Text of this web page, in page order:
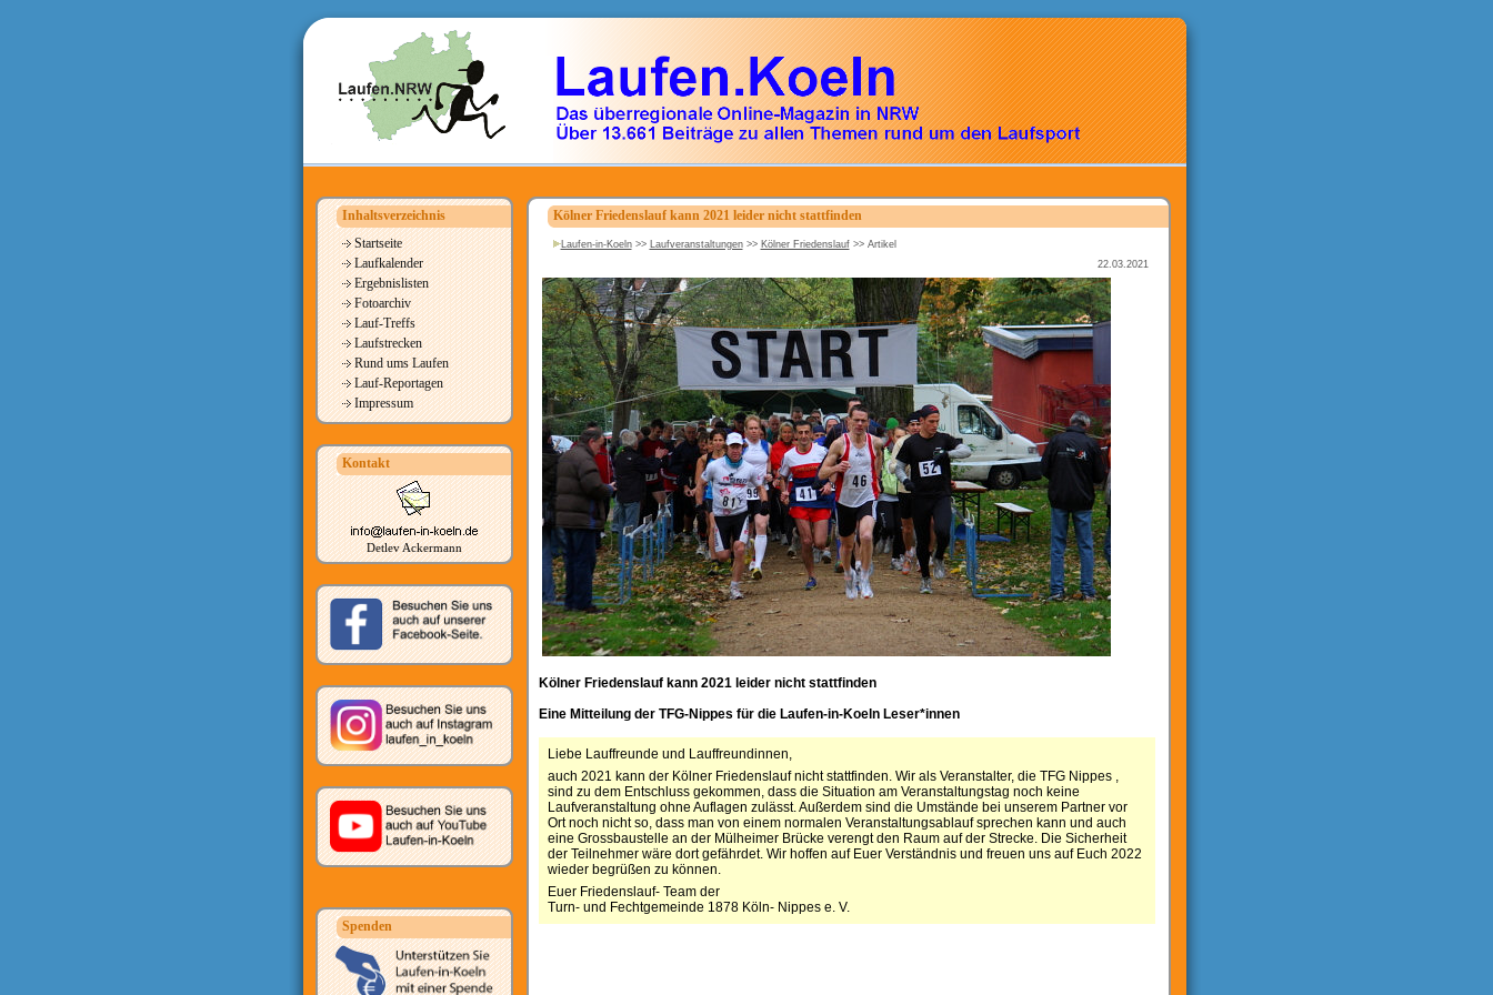
Inhaltsverzeichnis
Startseite
Laufkalender
Ergebnislisten
Fotoarchiv
Lauf-Treffs
Laufstrecken
Rund ums Laufen
Lauf-Reportagen
Impressum
Kontakt
Detlev Ackermann
Spenden
Kölner Friedenslauf kann 2021 leider nicht stattfinden
Laufen-in-Koeln>> Laufveranstaltungen>> Kölner Friedenslauf>> Artikel
22.03.2021
Kölner Friedenslauf kann 2021 leider nicht stattfinden
Eine Mitteilung der TFG-Nippes für die Laufen-in-Koeln Leser*innen
Liebe Lauffreunde und Lauffreundinnen,
auch 2021 kann der Kölner Friedenslauf nicht stattfinden. Wir als Veranstalter, die TFG Nippes ,
sind zu dem Entschluss gekommen, dass die Situation am Veranstaltungstag noch keine
Laufveranstaltung ohne Auflagen zulässt. Außerdem sind die Umstände bei unserem Partner vor
Ort noch nicht so, dass man von einem normalen Veranstaltungsablauf sprechen kann und auch
eine Grossbaustelle an der Mülheimer Brücke verengt den Raum auf der Strecke. Die Sicherheit
der Teilnehmer wäre dort gefährdet. Wir hoffen auf Euer Verständnis und freuen uns auf Euch 2022
wieder begrüßen zu können.
Euer Friedenslauf- Team der
Turn- und Fechtgemeinde 1878 Köln- Nippes e. V.